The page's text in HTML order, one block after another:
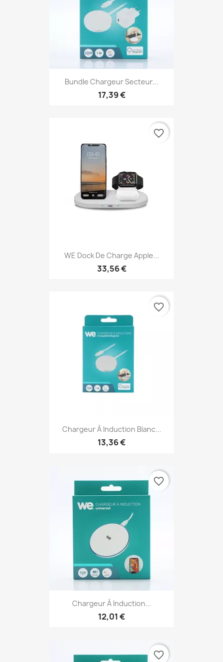
Bundle Chargeur Secteur...
17,39 €
WE Dock De Charge Apple...
33,56 €
favorite_border
Chargeur À Induction Blanc...
13,36 €
favorite_border
Chargeur À Induction...
12,01 €
favorite_border
favorite_border